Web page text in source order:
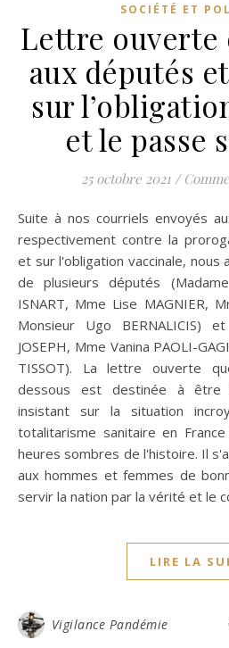
SOCIÉTÉ ET
Lettre ouverte
aux députés
sur
et le passe
25 octobre 2021 /
Suite à nos courriels envoyés aux députés et sénateurs
respectivement contre la
et sur l'obligation vaccinale, nous
de plusieurs députés
ISNART, Mme Lise MAGNIER,
Monsieur Ugo BERNALICIS)
JOSEPH, Mme Vanina PAOLI-
TISSOT). La lettre ouverte
dessous est destinée à être
insistant sur la situation
totalitarisme sanitaire en
heures sombres de l'histoire. Il
aux hommes et femmes de
servir la nation par la vérité et le
LIRE LA
Vigilance Pandémie